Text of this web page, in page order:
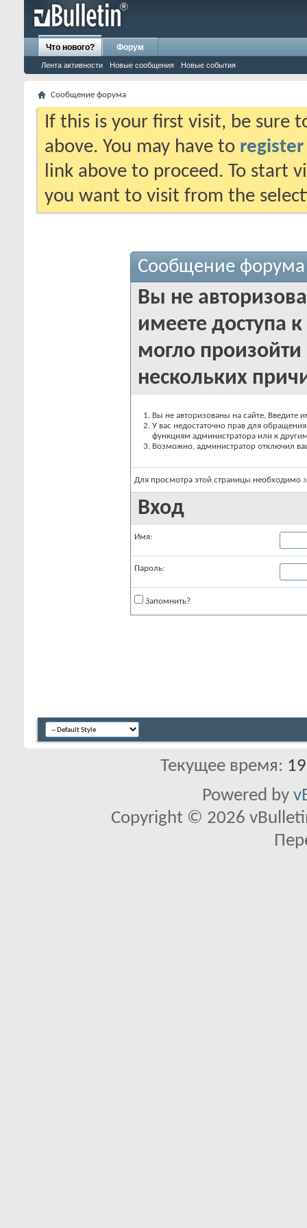
Что нового?
Лента активности Новые сообщения Новые события
Форум
Сообщение форума
If this is your first visit, be sure
above. You may have to register
link above to proceed. To start
you want to visit from the
Сообщение форума
Вы не
имеете доступа
могло
нескольких
Вы не авторизованы на сайте. Введите
У вас недостаточно прав для
функциям администратора или к
Возможно, администратор отключил
Для просмотра этой страницы необходимо
Вход
Имя:
Пароль:
Запомнить?
Текущее время:
Powered by
Copyright © 2026